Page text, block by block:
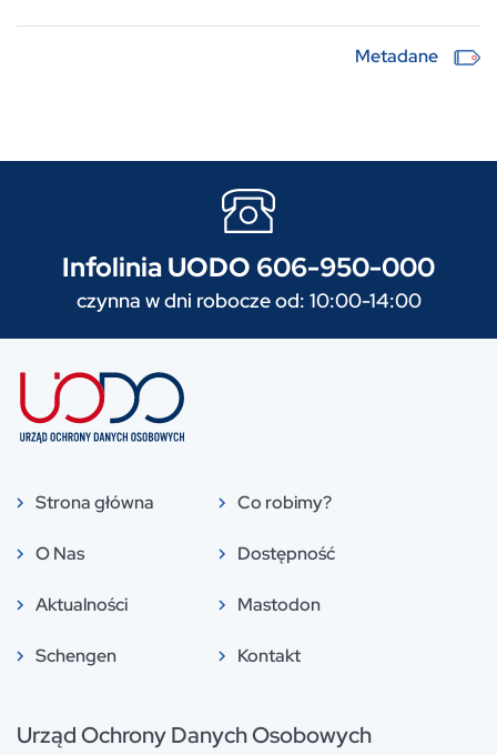
Metadane
Infolinia UODO 606-950-000
czynna w dni robocze od: 10:00-14:00
Strona główna
O Nas
Aktualności
Schengen
Co robimy?
Dostępność
Mastodon
Kontakt
Urząd Ochrony Danych Osobowych